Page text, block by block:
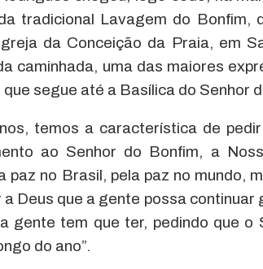
tradicional Lavagem do Bonfim,
da Conceição da Praia, em
caminhada, uma das maiores
segue até a Basílica do Senhor
temos a característica de
ao Senhor do Bonfim, a
paz no Brasil, pela paz no mundo,
a Deus que a gente possa
gente tem que ter, pedindo que o
do ano”.